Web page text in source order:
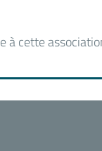
à cette